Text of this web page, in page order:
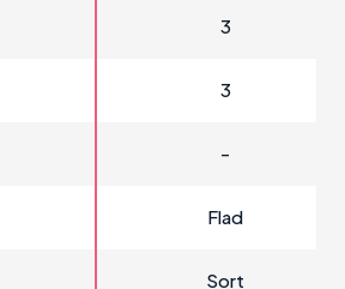
3
3
-
Flad
Sort